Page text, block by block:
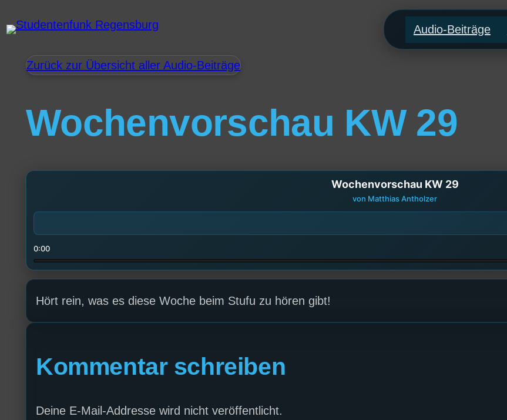
Audio-Beiträge
Zurück zur Übersicht aller Audio-Beiträge
Wochenvorschau KW 29
Wochenvorschau KW 29
von Matthias Antholzer
0:00
Hört rein, was es diese Woche beim Stufu zu hören gibt!
Kommentar schreiben
Deine E-Mail-Addresse wird nicht veröffentlicht.